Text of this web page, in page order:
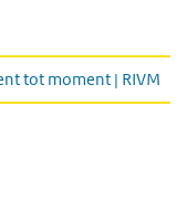
tot moment | RIVM